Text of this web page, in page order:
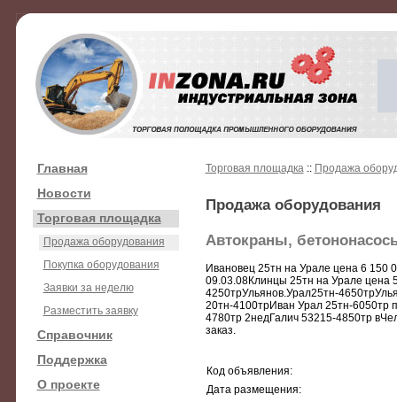
Главная
Новости
Торговая площадка
Продажа оборудования
Покупка оборудования
Заявки за неделю
Разместить заявку
Справочник
Поддержка
О проекте
Торговая площадка:: Продажа
Продажа оборудования
Автокраны,
Ивановец 25тн на Урале цена 6 150
09.03.08Клинцы 25тн на Урале цена
4250трУльянов.Урал25тн-
20тн-4100трИван Урал 25тн-6050тр
4780тр 2недГалич 53215-4850тр
заказ.
Код объявления:
Дата размещения: